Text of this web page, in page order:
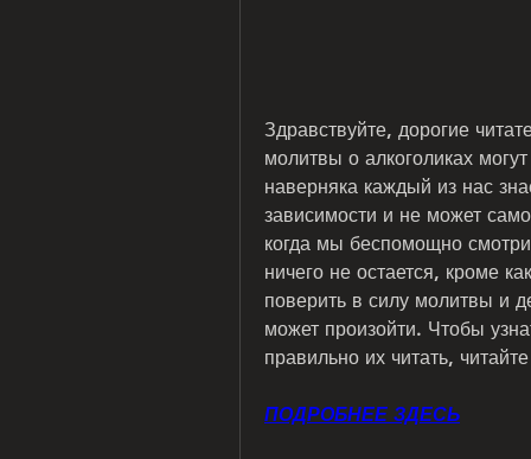
Здравствуйте, дорогие
молитвы о алкоголиках
наверняка каждый из нас
зависимости и не может
когда мы беспомощно
ничего не остается, кроме
поверить в силу молитвы и
может произойти. Чтобы
правильно их читать,
ПОДРОБНЕЕ ЗДЕСЬ